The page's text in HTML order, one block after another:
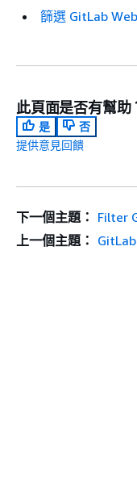
篩選 GitLab
此頁面是否有幫助
是
否
提供意見回饋
下一個主題： Filter
上一個主題：